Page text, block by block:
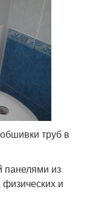
труб в
панелями из
и